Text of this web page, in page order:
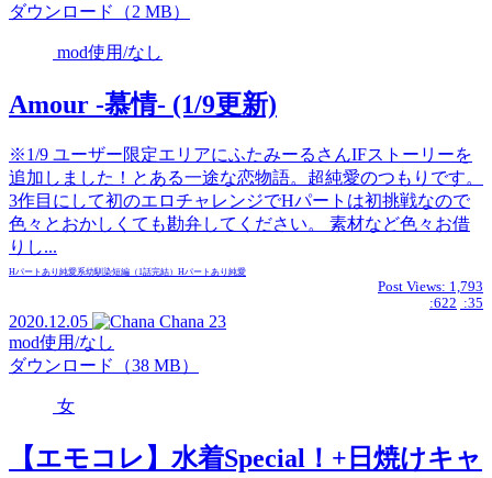
ダウンロード（2 MB）
mod使用/なし
Amour -慕情- (1/9更新)
※1/9 ユーザー限定エリアにふたみーるさんIFストーリーを
追加しました！とある一途な恋物語。超純愛のつもりです。
3作目にして初のエロチャレンジでHパートは初挑戦なので
色々とおかしくても勘弁してください。 素材など色々お借
りし...
Hパートあり 純愛系幼馴染短編（1話完結） Hパートあり 純愛
Post Views: 1,793
:622 :35
2020.12.05 Chana 23
mod使用/なし
ダウンロード（38 MB）
女
【エモコレ】水着Special！+日焼けキャ